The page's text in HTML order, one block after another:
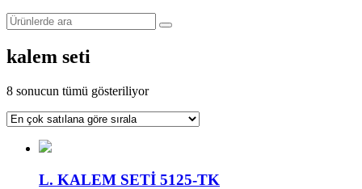
kalem seti
8 sonucun tümü gösteriliyorPopülerliğe
sıralandı
L. KALEM SETİ 5125-TK